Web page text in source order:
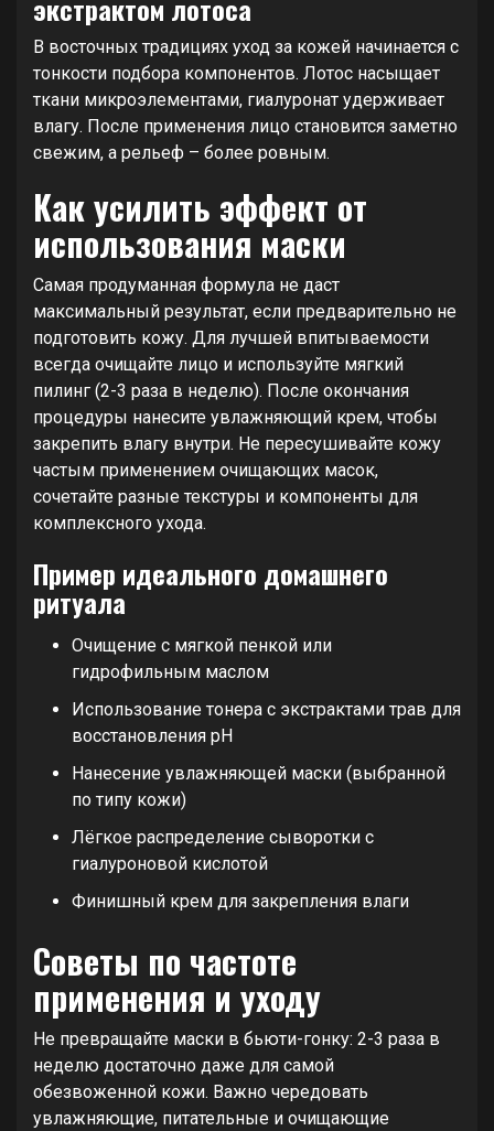
экстрактом лотоса
В восточных традициях уход за кожей начинается с
тонкости подбора компонентов. Лотос насыщает
ткани микроэлементами, гиалуронат удерживает
влагу. После применения лицо становится заметно
свежим, а рельеф – более ровным.
Как усилить эффект от
использования маски
Самая продуманная формула не даст
максимальный результат, если предварительно не
подготовить кожу. Для лучшей впитываемости
всегда очищайте лицо и используйте мягкий
пилинг (2-3 раза в неделю). После окончания
процедуры нанесите увлажняющий крем, чтобы
закрепить влагу внутри. Не пересушивайте кожу
частым применением очищающих масок,
сочетайте разные текстуры и компоненты для
комплексного ухода.
Пример идеального домашнего
ритуала
Очищение с мягкой пенкой или
гидрофильным маслом
Использование тонера с экстрактами трав для
восстановления pH
Нанесение увлажняющей маски (выбранной
по типу кожи)
Лёгкое распределение сыворотки с
гиалуроновой кислотой
Финишный крем для закрепления влаги
Советы по частоте
применения и уходу
Не превращайте маски в бьюти-гонку: 2-3 раза в
неделю достаточно даже для самой
обезвоженной кожи. Важно чередовать
увлажняющие, питательные и очищающие